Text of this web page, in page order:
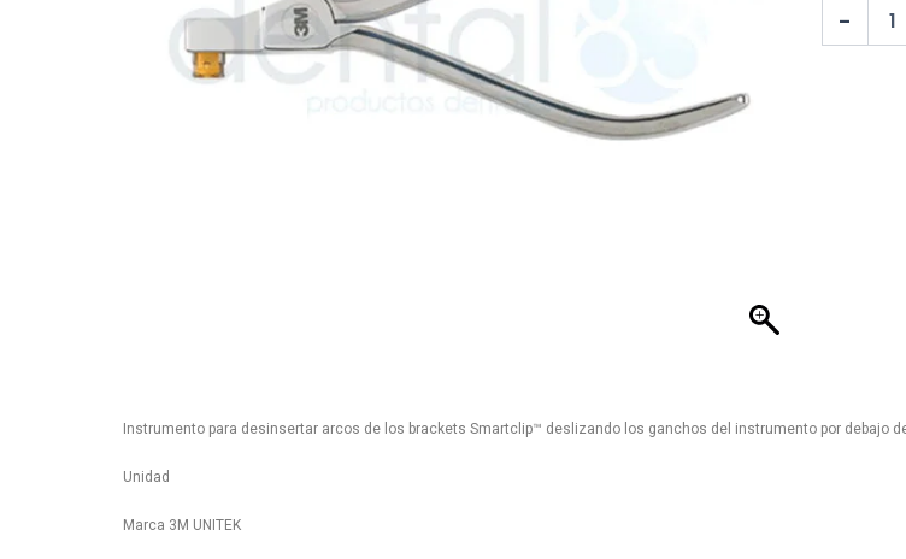
-
REMOCION
SMARTCLIP
Instrumento para desinsertar arcos de los brackets Smartclip™ deslizando los ganchos del instrumento por debajo
Unidad
Marca 3M UNITEK